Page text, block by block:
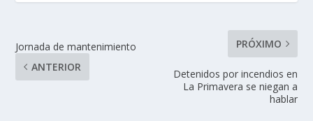
Jornada de mantenimiento
ANTERIOR
PRÓXIMO
Detenidos por incendios en
La Primavera se niegan a
hablar